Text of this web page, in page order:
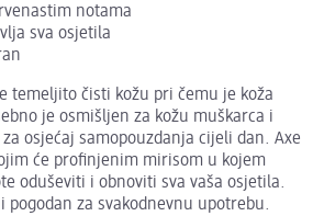
notama
sva osjetila
temeljito čisti kožu pri čemu je koža
je osmišljen za kožu muškarca i
osjećaj samopouzdanja cijeli dan. Axe
će profinjenim mirisom u kojem
oduševiti i obnoviti sva vaša osjetila.
pogodan za svakodnevnu upotrebu.